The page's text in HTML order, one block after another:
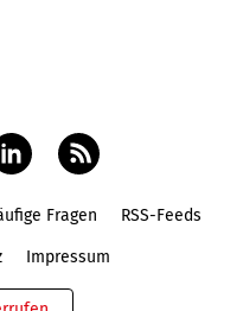
Fragen RSS-Feeds
Impressum